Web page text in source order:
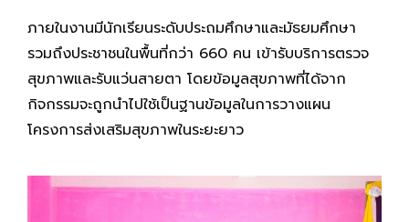
ภายในงานมีนักเรียนระดับประถมศึกษาและมัธยมศึกษา
รวมถึงประชาชนในพื้นที่กว่า 660 คน เข้ารับบริการตรวจ
สุขภาพและรับแว่นสายตา โดยข้อมูลสุขภาพที่ได้จาก
กิจกรรมจะถูกนำไปใช้เป็นฐานข้อมูลในการวางแผน
โครงการส่งเสริมสุขภาพในระยะยาว